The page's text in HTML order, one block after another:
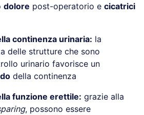
dolore post-operatorio e cicatrici
continenza urinaria: la
delle strutture che sono
urinario favorisce un
della continenza
funzione erettile: grazie alla
, possono essere